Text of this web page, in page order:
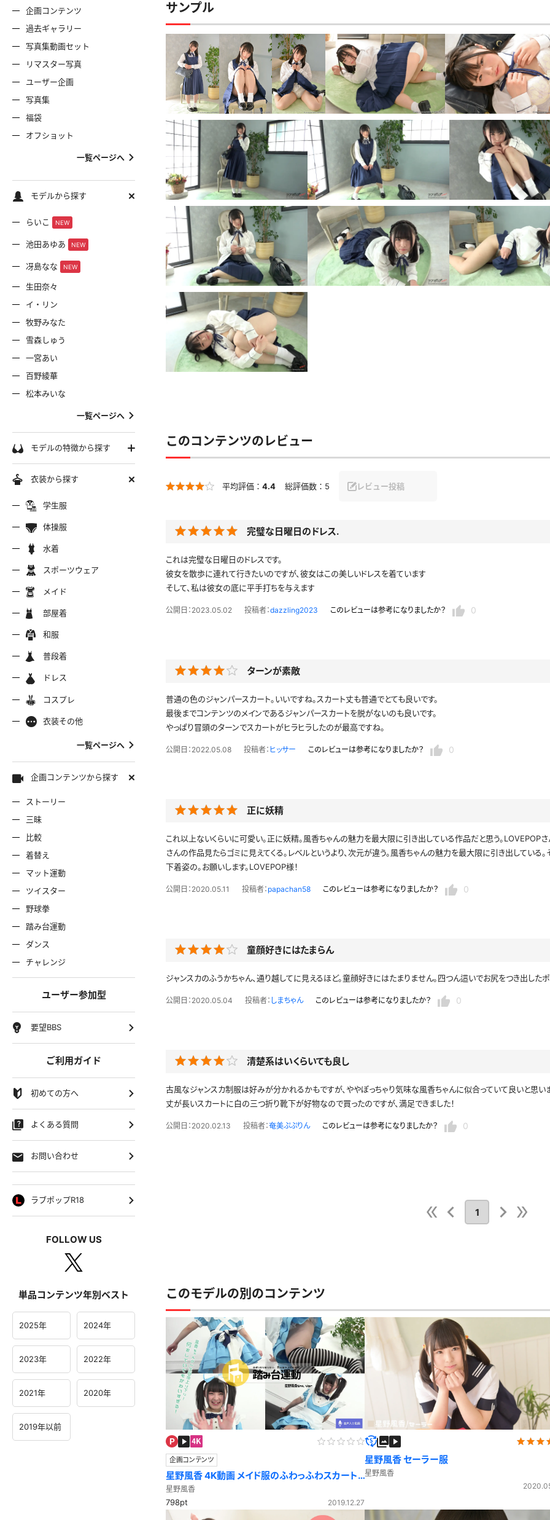
ラー夏服
制服カーディガン
ジャージ 制服ニットベスト
ベスト 制服ポロシャツ 制服吊りスカート
ワンピース
服
ミズ ビキニ
リーダー
タード ジャージ
リー
ミソール Tシャツ
袴
デニムスカート ワンピース
ディングドレス
ウィン
タオル コート
ディガン ニットベスト
企画コンテンツ
過去ギャラリー
写真集動画セット
リマスター写真
ユーザー企画
写真集
福袋
オフショット
一覧ページへ
モデルから探す
らいこ NEW
池田あゆあ NEW
冴島なな NEW
生田奈々
イ・リン
牧野みなた
雪森しゅう
一宮あい
百野綾華
松本みいな
一覧ページへ
モデルの特徴から探す
スレンダー
ムチムチ
ミニマム
色白
美脚
美尻
ちっぱい
衣装から探す
学生服
制服パーカー 制服ベスト
制服ジャンパースカート 制服ワンピース 透けセーラー
制服Tシャツ
体操服
水着
マイクロビキニ
スポーツウェア スポーツウェア チアリーダー テニス
メイド
メイド ガーリー ふりふり衣装
部屋着
和服
普段着
ドレス
チャイナドレス ウェディングドレス
コスプレ コスプレ レースリミテーション わんぱくスタイル
バニーガール ハロウィン
衣装その他
ナース 下着 ミニスカ
一覧ページへ
企画コンテンツから探す
ストーリー
三昧
比較
着替え
マット運動
ツイスター
野球拳
踏み台運動
ダンス
チャレンジ
ユーザー参加型
要望BBS
ご利用ガイド
初めての方へ
よくある質問
お問い合わせ
ラブポップR18
FOLLOW US
単品コンテンツ年別ベスト
2025年 2024年
2023年 2022年
2021年 2020年
2019年以前
サンプル
このコンテンツのレビュー
平均評価： 4.4 総評価数： 5 レビュー投稿
完璧な日曜日のドレス.
これは完璧な日曜日のドレスです。
彼女を散歩に連れて行きたいのですが、彼女はこの美しいドレスを着ています
そして、私は彼女の底に平手打ちを与えます
公開日：2023.05.02 投稿者：dazzling2023 このレビューは参考になりましたか？ 0
ターンが素敵
普通の色のジャンパースカート。いいですね。スカート丈も普通でとても良いです。
最後までコンテンツのメインであるジャンパースカートを脱がないのも良いです。
やっぱり冒頭のターンでスカートがヒラヒラしたのが最高ですね。
公開日：2022.05.08 投稿者： ヒッサー このレビューは参考になりましたか？ 0
正に妖精
これ以上ないくらいに可愛い。正に妖精。風香ちゃんの魅力を最大限に引き出している作品だと思う。LOVEPOP
さんの作品見たらゴミに見えてくる。レベルというより、次元が違う。風香ちゃんの魅力を最大限に引き出している
下着姿の。お願いします。LOVEPOP様！
公開日：2020.05.11 投稿者： papachan58 このレビューは参考になりましたか？ 0
童顔好きにはたまらん
ジャンスカのふうかちゃん、通り越してに見えるほど。童顔好きにはたまりません。四つん這いでお尻をつき出した
公開日：2020.05.04 投稿者： しまちゃん このレビューは参考になりましたか？ 0
清楚系はいくらいても良し
古風なジャンスカ制服は好みが分かれるかもですが、ややぽっちゃり気味な風香ちゃんに似合っていて良いと思いま
丈が長いスカートに白の三つ折り靴下が好物なので買ったのですが、満足できました！
公開日：2020.02.13 投稿者：奄美ぷぷりん このレビューは参考になりましたか？ 0
1
このモデルの別のコンテンツ
企画コンテンツ
星野風香 4K動画 メイド服のふわっふわスカート
で踏み台運動☆
星野風香
798pt 2019.12.27
星野風香 セーラー服
星野風香